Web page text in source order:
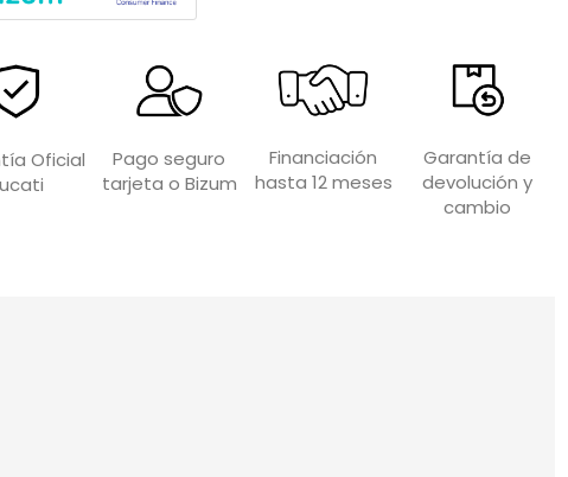
Oficial
Pago seguro
tarjeta o Bizum
Financiación
hasta 12 meses
Garantía de
devolución y
cambio